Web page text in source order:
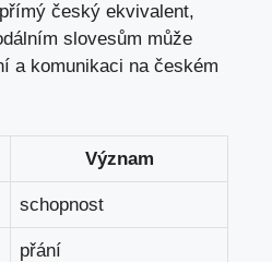
český ekvivalent,
slovesům ​může⁢
a komunikaci na‍ českém
Význam
schopnost
přání